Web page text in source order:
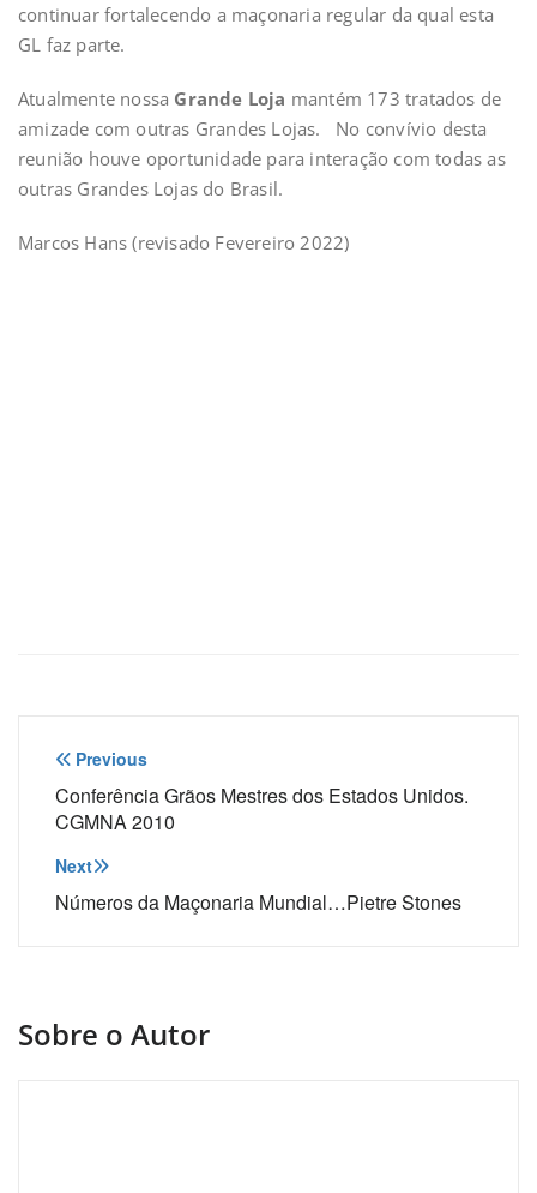
continuar fortalecendo a maçonaria regular da qual esta
GL faz parte.
Atualmente nossa Grande Loja mantém 173 tratados de
amizade com outras Grandes Lojas. No convívio desta
reunião houve oportunidade para interação com todas as
outras Grandes Lojas do Brasil.
Marcos Hans (revisado Fevereiro 2022)
Navegação
de
Post
Previous
Conferência Grãos Mestres dos Estados Unidos.
CGMNA 2010
Next
Números da Maçonaria Mundial…Pietre Stones
Sobre o Autor